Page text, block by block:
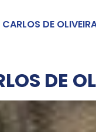
DE
DE